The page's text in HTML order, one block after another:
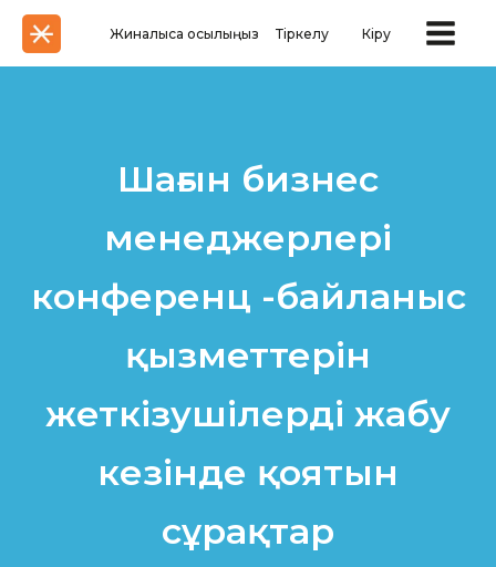
Жиналысқа қосылыңыз Тіркелу Кіру
Шағын бизнес
менеджерлері
конференц -байланыс
қызметтерін
жеткізушілерді жабу
кезінде қоятын
сұрақтар